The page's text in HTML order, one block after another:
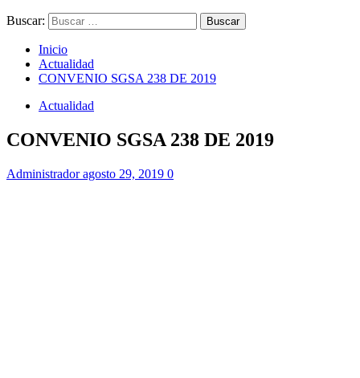
Buscar:
Inicio
Actualidad
CONVENIO SGSA 238 DE 2019
Actualidad
CONVENIO SGSA 238 DE 2019
Administradoragosto 29, 2019 0